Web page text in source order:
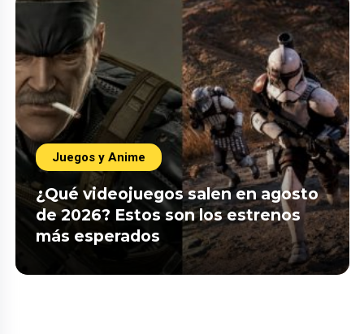
Juegos y Anime
¿Qué videojuegos salen en agosto
de 2026? Estos son los estrenos
más esperados